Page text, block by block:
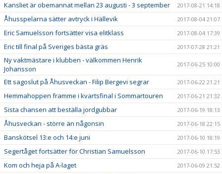
Kansliet är obemannat mellan 23 augusti - 3 september 2017-08-21 14:18
Åhusspelarna sätter avtryck i Hällevik 2017-08-04 21:07
Eric Samuelsson fortsätter visa elitklass 2017-08-04 17:39
Eric till final på Sveriges bästa gräs 2017-07-28 21:21
Ny vaktmästare i klubben - välkommen Henrik
Johansson
2017-06-25 10:00
Ett sagoslut på Åhusveckan - Filip Bergevi segrar 2017-06-22 21:21
Hemmahoppen framme i kvartsfinal i Sommartouren 2017-06-21 21:32
Sista chansen att beställa jordgubbar 2017-06-19 18:13
Åhusveckan - större än någonsin 2017-06-18 22:15
Banskötsel 13:e och 14:e juni 2017-06-10 18:19
Segertåget fortsätter för Christian Samuelsson 2017-06-10 17:53
Kom och heja på A-laget 2017-06-09 21:52